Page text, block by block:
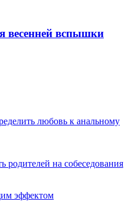
весенней вспышки
любовь к анальному
родителей на собеседования
эффектом